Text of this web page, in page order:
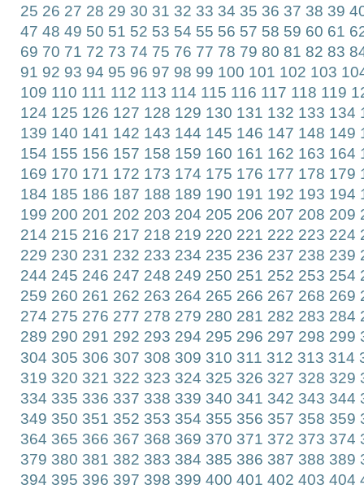
25 26 27 28 29 30 31 32 33 34 35 36 37 38 39
47 48 49 50 51 52 53 54 55 56 57 58 59 60 61
69 70 71 72 73 74 75 76 77 78 79 80 81 82 83
91 92 93 94 95 96 97 98 99 100 101 102 103
109 110 111 112 113 114 115 116 117 118 119
124 125 126 127 128 129 130 131 132 133 134
139 140 141 142 143 144 145 146 147 148 149
154 155 156 157 158 159 160 161 162 163 164
169 170 171 172 173 174 175 176 177 178 179
184 185 186 187 188 189 190 191 192 193 194
199 200 201 202 203 204 205 206 207 208 209
214 215 216 217 218 219 220 221 222 223 224
229 230 231 232 233 234 235 236 237 238 239
244 245 246 247 248 249 250 251 252 253 254
259 260 261 262 263 264 265 266 267 268 269
274 275 276 277 278 279 280 281 282 283 284
289 290 291 292 293 294 295 296 297 298 299
304 305 306 307 308 309 310 311 312 313 314
319 320 321 322 323 324 325 326 327 328 329
334 335 336 337 338 339 340 341 342 343 344
349 350 351 352 353 354 355 356 357 358 359
364 365 366 367 368 369 370 371 372 373 374
379 380 381 382 383 384 385 386 387 388 389
394 395 396 397 398 399 400 401 402 403 404